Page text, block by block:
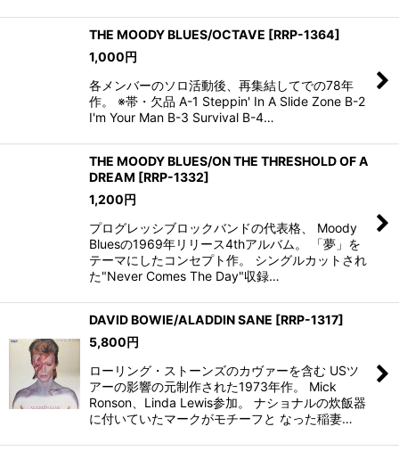
THE MOODY BLUES/OCTAVE [RRP-1364]
1,000 円
各メンバーのソロ活動後、再集結してでの78年
作。 ※帯・欠品 A-1 Steppin' In A Slide Zone B-2
I'm Your Man B-3 Survival B-4…
THE MOODY BLUES/ON THE THRESHOLD OF A
DREAM [RRP-1332]
1,200 円
プログレッシブロックバンドの代表格、 Moody
Bluesの1969年リリース4thアルバム。 「夢」を
テーマにしたコンセプト作。 シングルカットされ
た"Never Comes The Day"収録…
DAVID BOWIE/ALADDIN SANE [RRP-1317]
5,800 円
ローリング・ストーンズのカヴァーを含む USツ
アーの影響の元制作された1973年作。 Mick
Ronson、Linda Lewis参加。 ナショナルの炊飯器
に付いていたマークがモチーフと なった稲妻…